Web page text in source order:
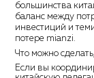
большинства
баланс между
инвестиций и
потере mianzi.
Что можно
Если вы